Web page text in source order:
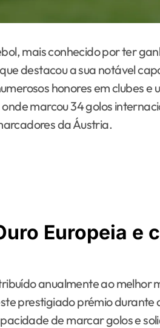
mais conhecido por ter
destacou a sua notável
honores em clubes e
marcou 34 golos
da Áustria.
Europeia e
anualmente ao melhor
prestigiado prémio durante
de marcar golos e